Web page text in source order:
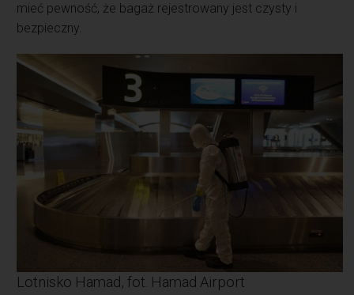
mieć pewność, że bagaż rejestrowany jest czysty i
bezpieczny.
Lotnisko Hamad, fot. Hamad Airport